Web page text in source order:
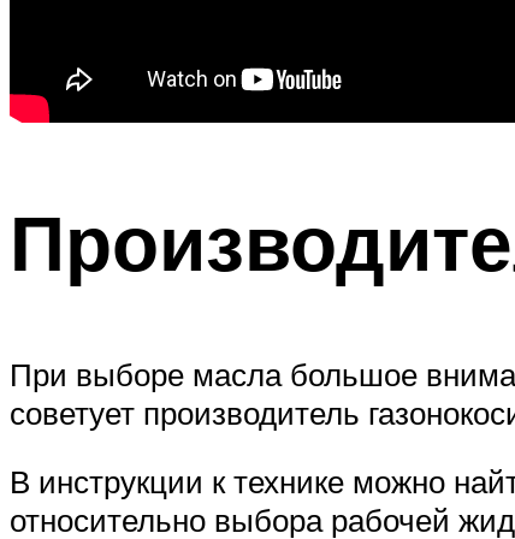
При выборе масла большое
советует производитель
В инструкции к технике можно
относительно выбора рабочей